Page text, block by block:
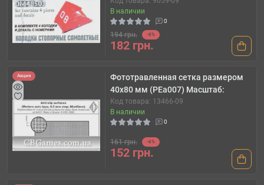
В наличии
0
194 грн. -6%
182 грн.
Акция
Фототравленная сетка размером
40х80 мм (PEa007) Масштаб:
Код товара: 13466-09
В наличии
0
161 грн. -6%
152 грн.